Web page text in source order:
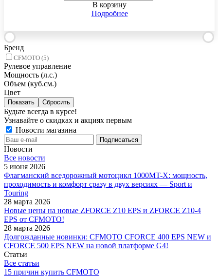
В корзину
Подробнее
Бренд
CFMOTO (5)
Рулевое управление
Мощность (л.с.)
Объем (куб.см.)
Цвет
Сбросить
Будьте всегда в курсе!
Узнавайте о скидках и акциях первым
Новости магазина
Новости
Все новости
5 июня 2026
Флагманский вседорожный мотоцикл 1000MT-X: мощность,
проходимость и комфорт сразу в двух версиях — Sport и
Touring
28 марта 2026
Новые цены на новые ZFORCE Z10 EPS и ZFORCE Z10-4
EPS от CFMOTO!
28 марта 2026
Долгожданные новинки: CFMOTO CFORCE 400 EPS NEW и
CFORCE 500 EPS NEW на новой платформе G4!
Статьи
Все статьи
15 причин купить CFMOTO